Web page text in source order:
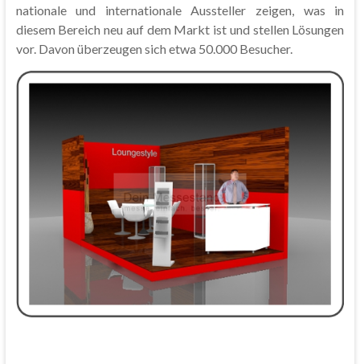
nationale und internationale Aussteller zeigen, was in
diesem Bereich neu auf dem Markt ist und stellen Lösungen
vor. Davon überzeugen sich etwa 50.000 Besucher.